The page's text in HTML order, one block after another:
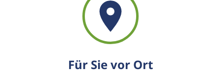
Für Sie vor Ort